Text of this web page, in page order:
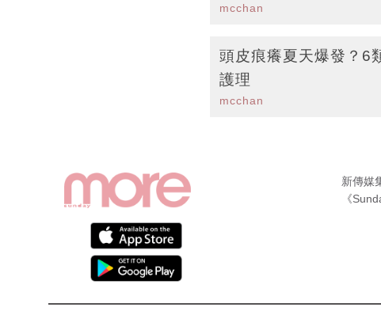
mcchan
頭皮痕癢夏天爆發？6
護理
mcchan
新傳媒
《